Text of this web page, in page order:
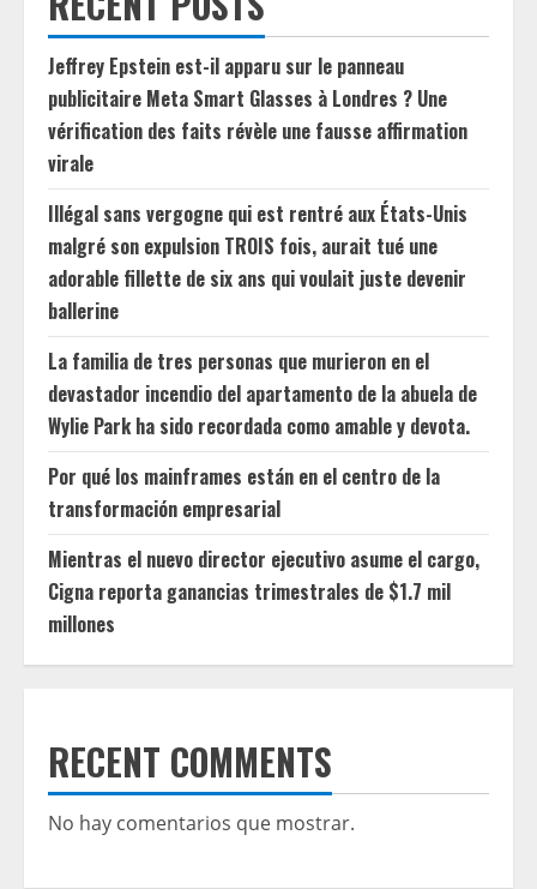
Jeffrey Epstein est-il apparu sur le panneau
publicitaire Meta Smart Glasses à Londres ? Une
vérification des faits révèle une fausse affirmation
virale
Illégal sans vergogne qui est rentré aux États-Unis
malgré son expulsion TROIS fois, aurait tué une
adorable fillette de six ans qui voulait juste devenir
ballerine
La familia de tres personas que murieron en el
devastador incendio del apartamento de la abuela de
Wylie Park ha sido recordada como amable y devota.
Por qué los mainframes están en el centro de la
transformación empresarial
Mientras el nuevo director ejecutivo asume el cargo,
Cigna reporta ganancias trimestrales de $1.7 mil
millones
RECENT COMMENTS
No hay comentarios que mostrar.